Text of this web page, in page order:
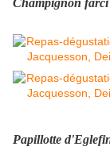
Champignon farci
Papillotte